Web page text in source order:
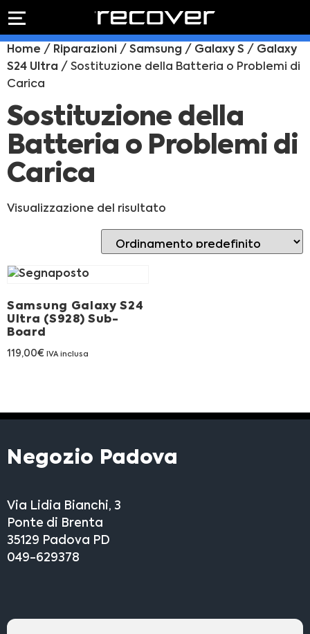
Preventivo online
Shop online
Rivenditori B2B
Franchising
Contatti
PREVENTIVO
Preventivo
RIPARAZIONE
IPHONE
schermo
Sostituzione
batteria
Home / Riparazioni / Samsung / Galaxy S / Galaxy
S24 Ultra / Sostituzione della Batteria o Problemi di
Carica
Sostituzione della
Batteria o Problemi di
Carica
Visualizzazione del risultato
Samsung Galaxy S24
Ultra (S928) Sub-
Board
119,00€ IVA inclusa
Negozio Padova
Via Lidia Bianchi, 3
Ponte di Brenta
35129 Padova PD
049-629378